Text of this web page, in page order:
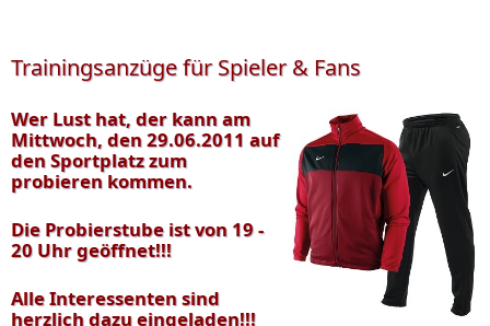
Trainingsanzüge für Spieler & Fans
Wer Lust hat, der kann am
Mittwoch, den 29.06.2011 auf
den Sportplatz zum
probieren kommen.
Die Probierstube ist von 19 -
20 Uhr geöffnet!!!
Alle Interessenten sind
herzlich dazu eingeladen!!!